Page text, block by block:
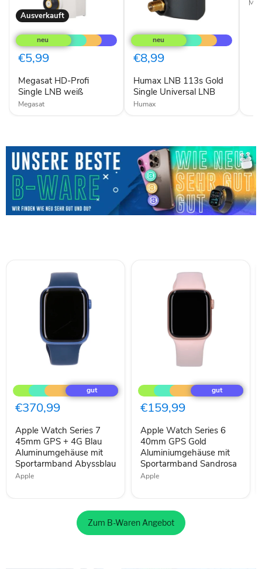
Ausverkauft
Megasat
HD-
Profi
Single
LNB
€5,99
Megasat HD-Profi
Single LNB weiß
Megasat
LNB
113s
Gold
Single
LNB
€8,99
Humax LNB 113s Gold
Single Universal LNB
Humax
Watch
Series
7
45mm
+
4G
Blau
Aluminumgehäuse
mit
Sportarmband
€370,99
Apple Watch Series 7
45mm GPS + 4G Blau
Aluminumgehäuse mit
Sportarmband Abyssblau
Apple
Watch
Series
6
40mm
Gold
Aluminiumgehäuse
mit
Sportarmband
Sandrosa
€159,99
Apple Watch Series 6
40mm GPS Gold
Aluminiumgehäuse mit
Sportarmband Sandrosa
Apple
Zum B-Waren Angebot